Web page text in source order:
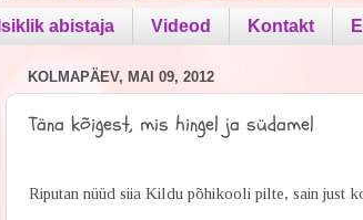
Isiklik abistaja Videod Kontakt
KOLMAPÄEV, MAI 09, 2012
Täna kõigest, mis hingel ja südamel
Riputan nüüd siia Kildu põhikooli pilte, sain just